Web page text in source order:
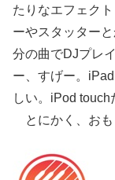
たりなエフェク
ーやスタッター
分の曲でDJプレ
ー、すげー。
しい。iPod touch
とにかく、おも